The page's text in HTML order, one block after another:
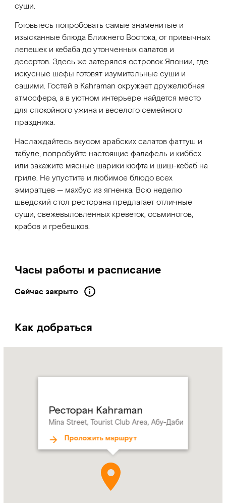
суши.
Готовьтесь попробовать самые знаменитые и
изысканные блюда Ближнего Востока, от привычных
лепешек и кебаба до утонченных салатов и
десертов. Здесь же затерялся островок Японии, где
искусные шефы готовят изумительные суши и
сашими. Гостей в Kahraman окружает дружелюбная
атмосфера, а в уютном интерьере найдется место
для спокойного ужина и веселого семейного
праздника.
Наслаждайтесь вкусом арабских салатов фаттуш и
табуле, попробуйте настоящие фалафель и киббех
или закажите мясные шарики кюфта и шиш-кебаб на
гриле. Не упустите и любимое блюдо всех
эмиратцев — махбус из ягненка. Всю неделю
шведский стол ресторана предлагает отличные
суши, свежевыловленных креветок, осьминогов,
крабов и гребешков.
Часы работы и расписание
Сейчас закрыто
Как добраться
Mina
Ресторан Kahraman
Mina Street, Tourist Club Area, Абу-Даби
Проложить маршрут